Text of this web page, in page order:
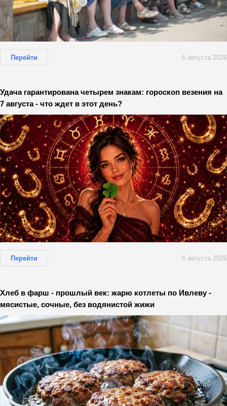
Перейти 6 августа 2026
Удача гарантирована четырем знакам: гороскоп везения на
7 августа - что ждет в этот день?
Перейти 6 августа 2026
Хлеб в фарш - прошлый век: жарю котлеты по Ивлеву -
мясистые, сочные, без водянистой жижи